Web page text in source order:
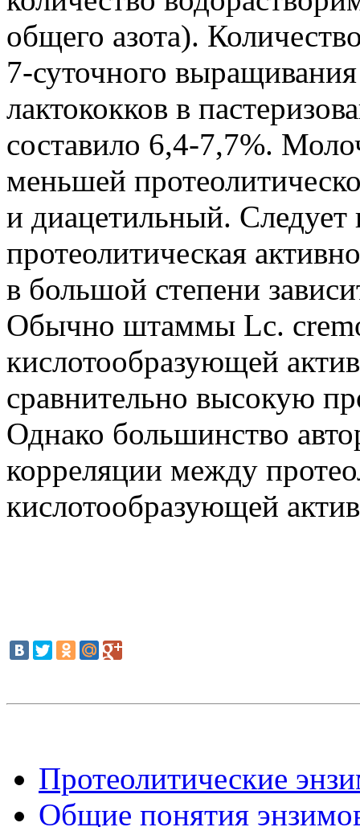
общего азота).
7-суточного
лактококков в
составило 6,4-7,7%.
меньшей
и диацетильный. Следует
протеолитическая
в большой степени
Обычно штаммы Lc.
кислотообразующей
сравнительно высокую
Однако большинство
корреляции между
кислотообразующей
Протеолитические
Общие понятия